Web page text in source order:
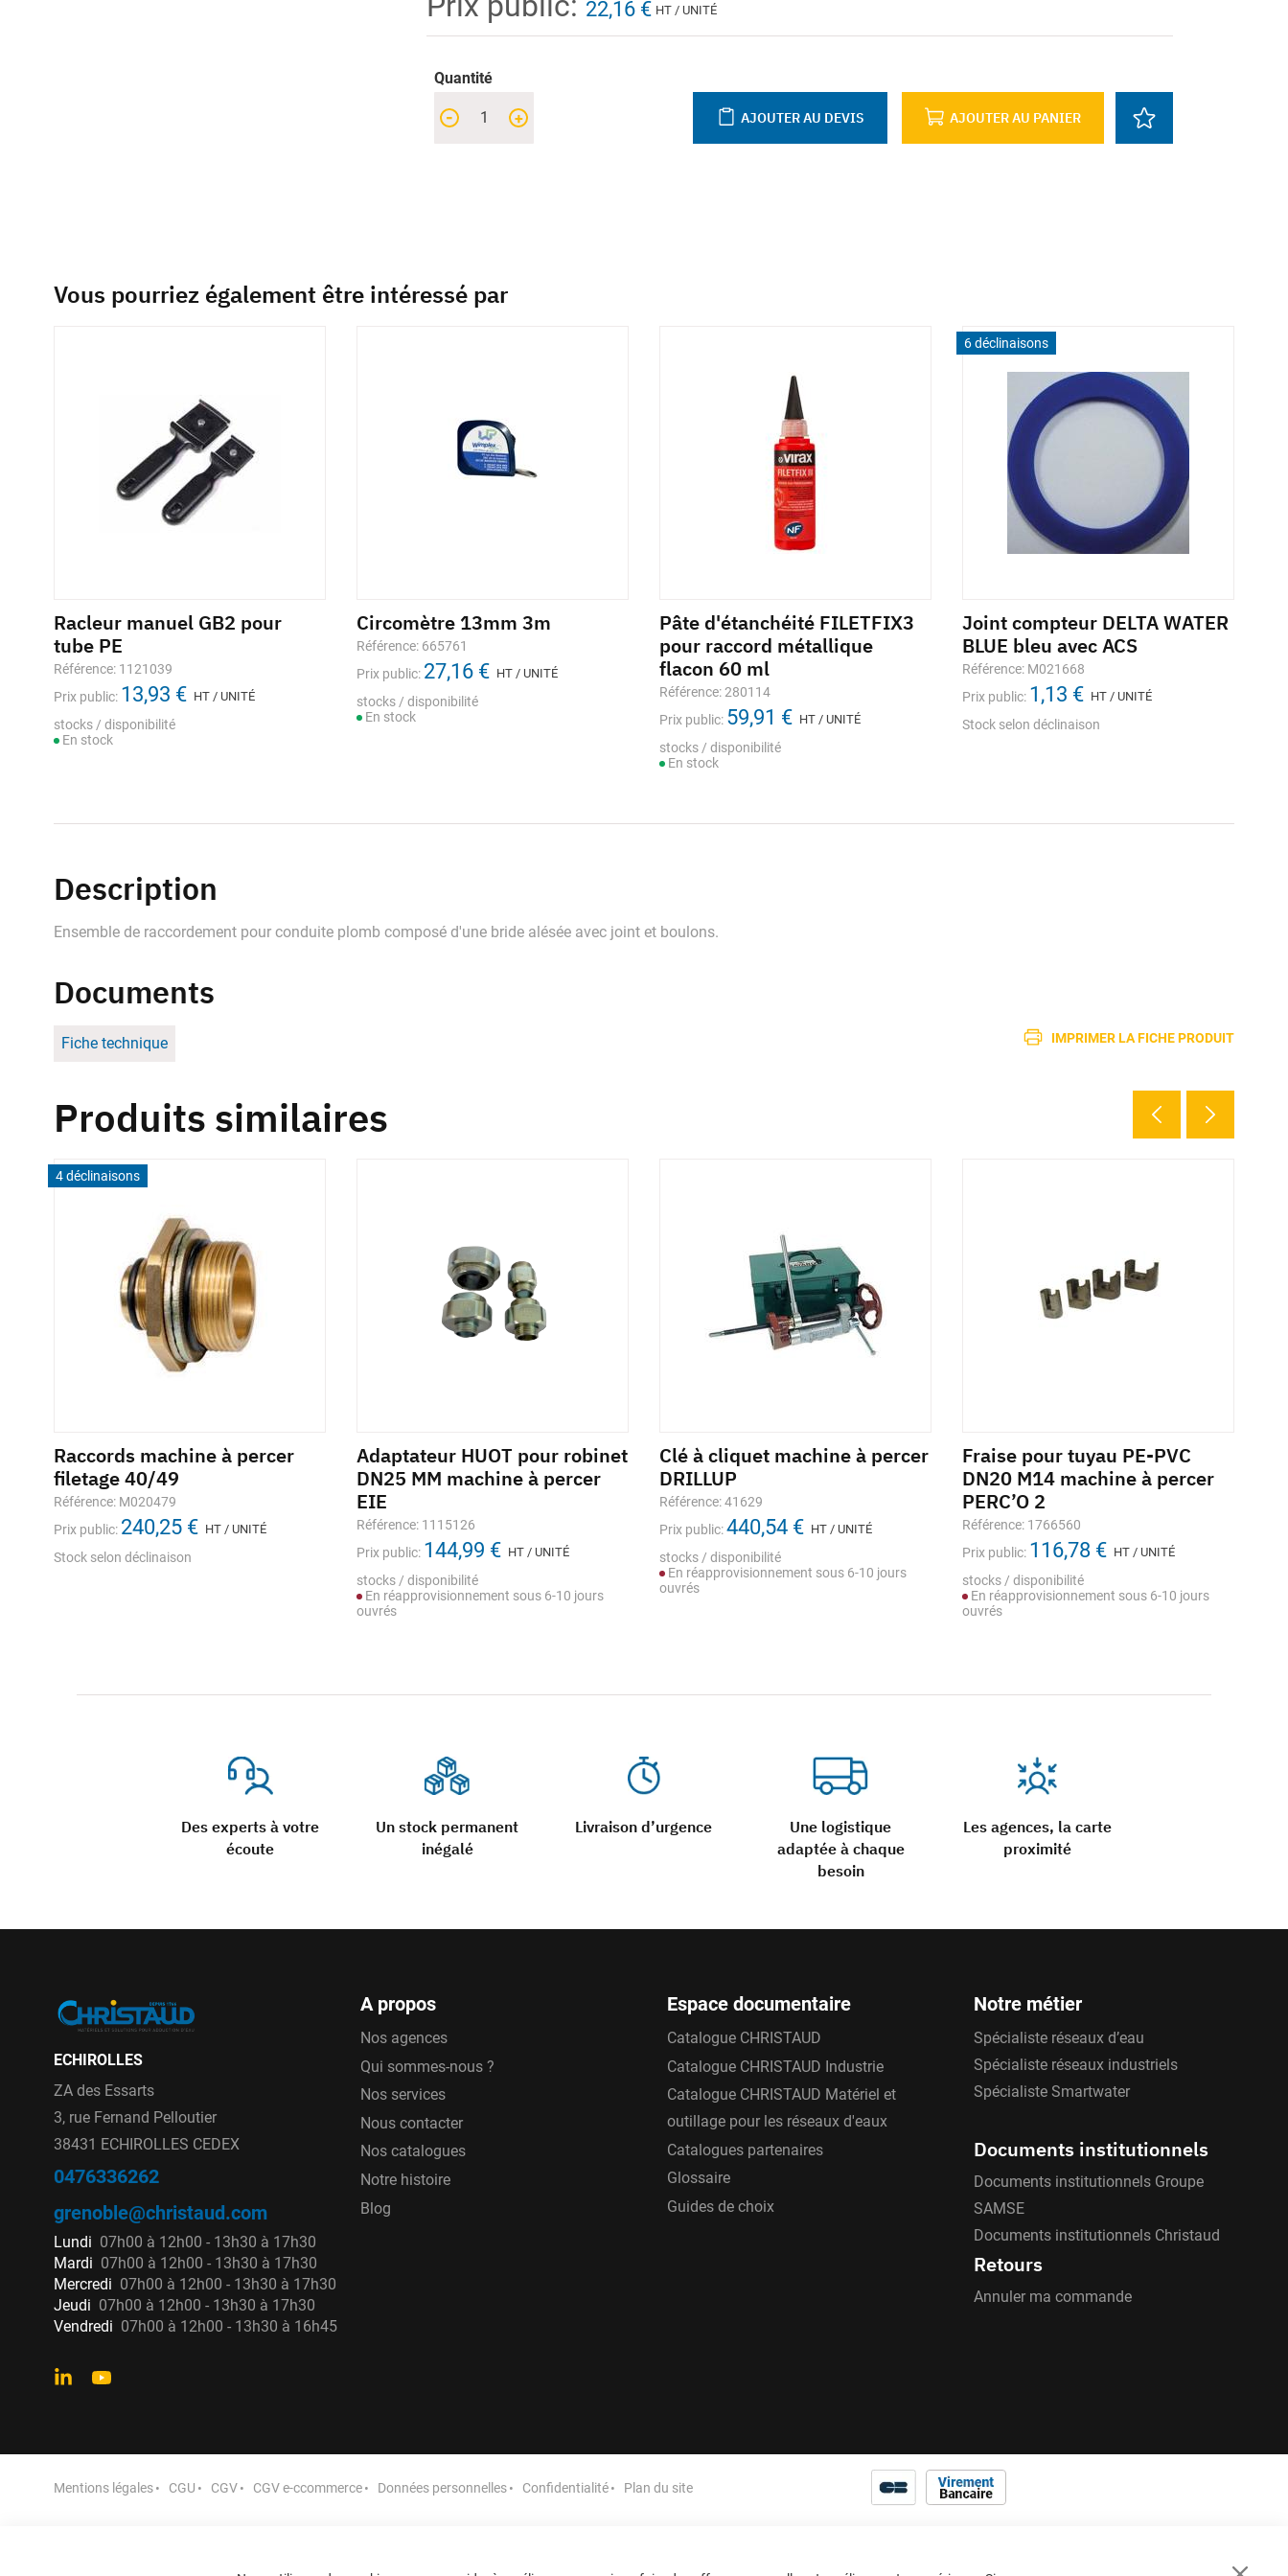
22,16 € HT / UNITÉ
Quantité
+
- AJOUTER AU PANIER
AJOUTER AU DEVIS
Vous pourriez également être intéressé par
Racleur manuel GB2 pour
tube PE
Référence: 1121039
Prix public: 13,93 € HT / UNITÉ
stocks / disponibilité
En stock
Circomètre 13mm 3m
Référence: 665761
Prix public: 27,16 € HT / UNITÉ
stocks / disponibilité
En stock
Pâte d'étanchéité FILETFIX3
pour raccord métallique
flacon 60 ml
Référence: 280114
Prix public: 59,91 € HT / UNITÉ
stocks / disponibilité
En stock
6 déclinaisons
Joint compteur DELTA WATER
BLUE bleu avec ACS
Référence: M021668
Prix public: 1,13 € HT / UNITÉ
Stock selon déclinaison
Description
Ensemble de raccordement pour conduite plomb composé d'une bride alésée avec joint et boulons.
Documents
Fiche technique IMPRIMER LA FICHE PRODUIT
Des experts à votre
écoute
Un stock permanent
inégalé
Livraison d’urgence
Une logistique
adaptée à chaque
besoin
Les agences, la carte
proximité
Produits similaires
4 déclinaisons
Raccords machine à percer
filetage 40/49
Référence: M020479
Prix public: 240,25 € HT / UNITÉ
Stock selon déclinaison
Adaptateur HUOT pour robinet
DN25 MM machine à percer
EIE
Référence: 1115126
Prix public: 144,99 € HT / UNITÉ
stocks / disponibilité
En réapprovisionnement sous 6-10 jours
ouvrés
Clé à cliquet machine à percer
DRILLUP
Référence: 41629
Prix public:440,54 € HT / UNITÉ
stocks / disponibilité
En réapprovisionnement sous 6-10 jours
ouvrés
Fraise pour tuyau PE-PVC
DN20 M14 machine à percer
PERC’O 2
Référence: 1766560
Prix public: 116,78 € HT / UNITÉ
stocks / disponibilité
En réapprovisionnement sous 6-10 jours
ouvrés
ECHIROLLES
ZA des Essarts
3, rue Fernand Pelloutier
38431 ECHIROLLES CEDEX
0476336262
grenoble@christaud.com
Lundi 07h00 à 12h00 - 13h30 à 17h30
Mardi 07h00 à 12h00 - 13h30 à 17h30
Mercredi 07h00 à 12h00 - 13h30 à 17h30
Jeudi 07h00 à 12h00 - 13h30 à 17h30
Vendredi 07h00 à 12h00 - 13h30 à 16h45
A propos
Nos agences
Qui sommes-nous ?
Nos services
Nous contacter
Nos catalogues
Notre histoire
Blog
Espace documentaire
Catalogue CHRISTAUD
Catalogue CHRISTAUD Industrie
Catalogue CHRISTAUD Matériel et
outillage pour les réseaux d'eaux
Catalogues partenaires
Glossaire
Guides de choix
Notre métier
Spécialiste réseaux d’eau
Spécialiste réseaux industriels
Spécialiste Smartwater
Documents institutionnels
Documents institutionnels Groupe
SAMSE
Documents institutionnels Christaud
Retours
Annuler ma commande
Mentions légales CGU CGV CGV e-ccommerce Données personnelles Confidentialité Plan du site